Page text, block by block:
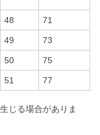
48 71
49 73
50 75
51 77
じる場合がありま